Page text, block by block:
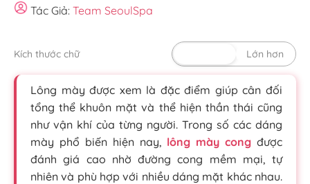
Tác Giả: Team SeoulSpa
Kích thước chữ Lớn hơn
Lông mày được xem là đặc điểm giúp cân đối
tổng thể khuôn mặt và thể hiện thần thái cũng
như vận khí của từng người. Trong số các dáng
mày phổ biến hiện nay, lông mày cong được
đánh giá cao nhờ đường cong mềm mại, tự
nhiên và phù hợp với nhiều dáng mặt khác nhau.